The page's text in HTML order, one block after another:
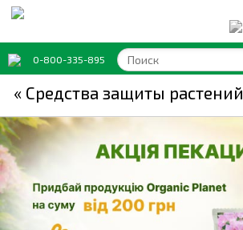
0-800-335-895
« Средства защиты растений